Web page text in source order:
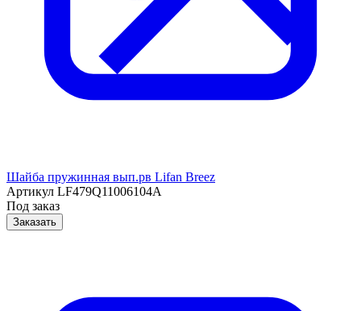
Шайба пружинная вып.рв Lifan Breez
Артикул LF479Q11006104A
Под заказ
Заказать